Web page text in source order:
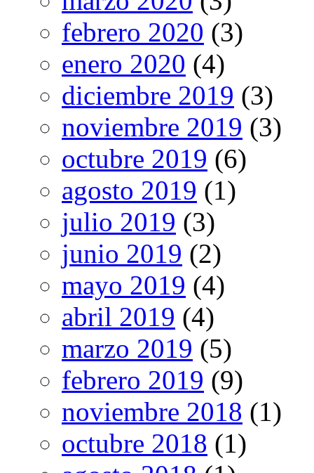
febrero 2020 (3)
enero 2020 (4)
diciembre 2019 (3)
noviembre 2019 (3)
octubre 2019 (6)
agosto 2019 (1)
julio 2019 (3)
junio 2019 (2)
mayo 2019 (4)
abril 2019 (4)
marzo 2019 (5)
febrero 2019 (9)
noviembre 2018 (1)
octubre 2018 (1)